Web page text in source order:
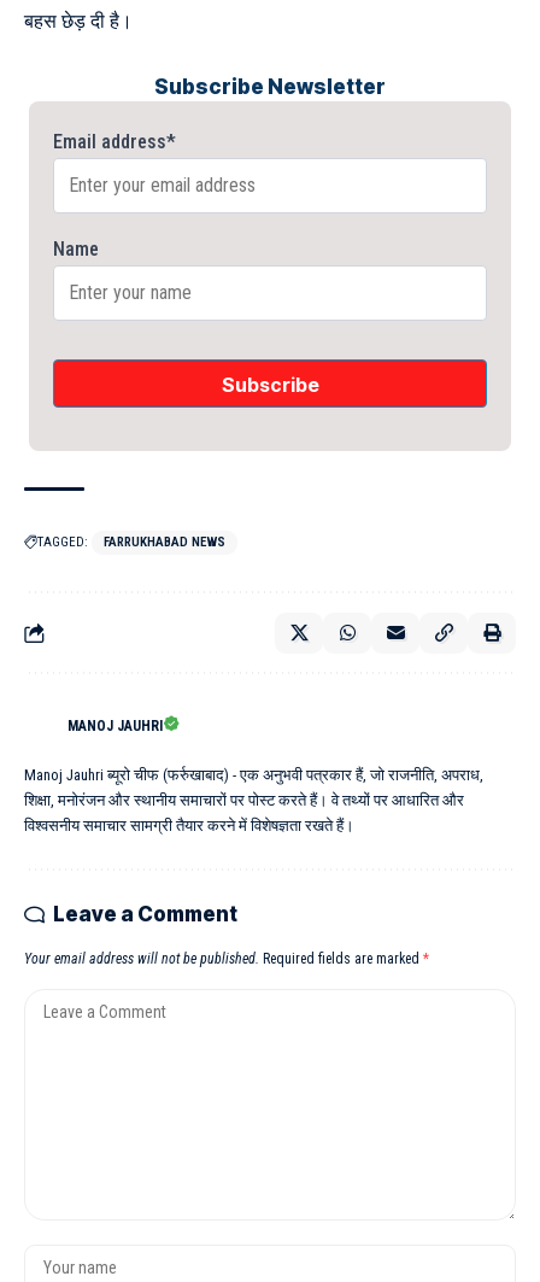
बहस छेड़ दी है।
Subscribe Newsletter
Email address*
Name
TAGGED: FARRUKHABAD NEWS
MANOJ JAUHRI
Manoj Jauhri ब्यूरो चीफ (फर्रुखाबाद) - एक अनुभवी पत्रकार हैं, जो राजनीति, अपराध,
शिक्षा, मनोरंजन और स्थानीय समाचारों पर पोस्ट करते हैं। वे तथ्यों पर आधारित और
विश्वसनीय समाचार सामग्री तैयार करने में विशेषज्ञता रखते हैं।
Leave a Comment
Your email address will not be published. Required fields are marked *